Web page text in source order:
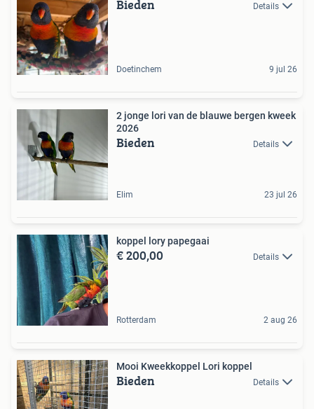
Bieden Details
Doetinchem 9 jul 26
2 jonge lori van de blauwe bergen kweek
2026
Bieden Details
Elim 23 jul 26
koppel lory papegaai
€ 200,00 Details
Rotterdam 2 aug 26
Mooi Kweekkoppel Lori koppel
Bieden Details